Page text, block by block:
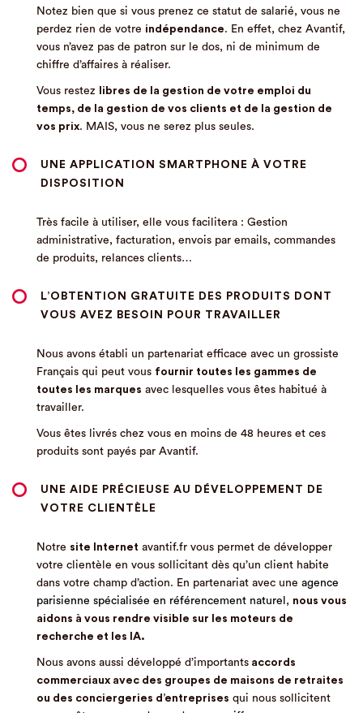
Notez bien que si vous prenez ce statut de salarié, vous ne
perdez rien de votre indépendance. En effet, chez Avantif,
vous n’avez pas de patron sur le dos, ni de minimum de
chiffre d’affaires à réaliser.
Vous restez
libres de la gestion de votre emploi du
temps, de la gestion de vos clients et de la gestion de
vos prix. MAIS, vous ne serez plus seules.
UNE APPLICATION SMARTPHONE À VOTRE
DISPOSITION
Très facile à utiliser, elle vous facilitera : Gestion
administrative, facturation, envois par emails, commandes
de produits, relances clients…
L’OBTENTION GRATUITE DES PRODUITS DONT
VOUS AVEZ BESOIN POUR TRAVAILLER
Nous avons établi un partenariat efficace avec un grossiste
Français qui peut vous fournir toutes les gammes de
toutes les marques avec lesquelles vous êtes habitué à
travailler.
Vous êtes livrés chez vous en moins de 48 heures et ces
produits sont payés par Avantif.
UNE AIDE PRÉCIEUSE AU DÉVELOPPEMENT DE
VOTRE CLIENTÈLE
Notre site Internet avantif.fr vous permet de développer
votre clientèle en vous sollicitant dès qu’un client habite
dans votre champ d’action. En partenariat avec une agence
parisienne spécialisée en référencement naturel , nous vous
aidons à vous rendre visible sur les moteurs de
recherche et les IA.
Nous avons aussi développé d’importants accords
commerciaux avec des groupes de maisons de retraites
ou des conciergeries d’entreprises qui nous sollicitent